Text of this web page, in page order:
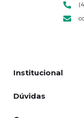
Institucional
Dúvidas